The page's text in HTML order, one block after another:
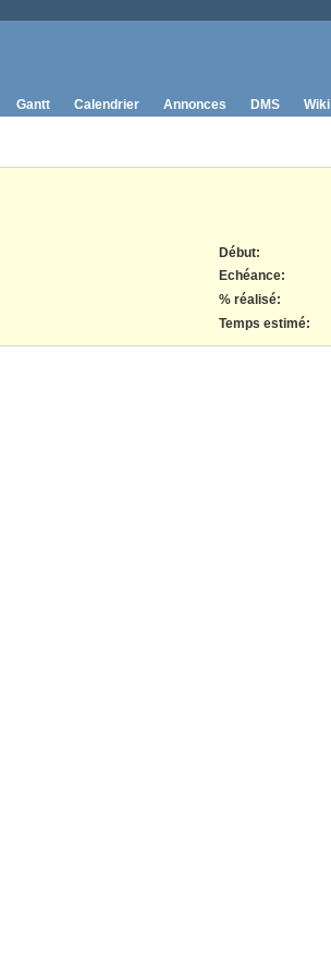
Gantt Calendrier Annonces DMS Wiki
Début:
Echéance:
% réalisé:
Temps estimé: